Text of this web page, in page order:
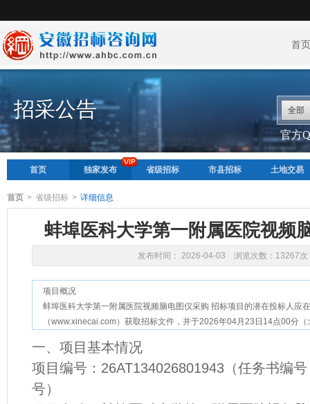
首
招采公告 全部
官方
首页 独家发布 省级招标 市县招标 土地交易
首页 > 省级招标 > 详细信息
蚌埠医科大学第一附属医院视频
发布时间： 2026-04-03 浏览次数：13267次
项目概况
蚌埠医科大学第一附属医院视频脑电图仪采购 招标项目的潜在投标人应
（www.xinecai.com）获取招标文件，并于2026年04月23日14点00分
一、项目基本情况
项目编号：26AT134026801943（任务书编
号）